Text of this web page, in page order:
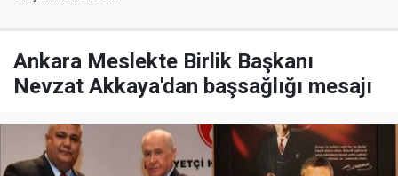
Ankara Meslekte Birlik Başkanı
Nevzat Akkaya'dan başsağlığı mesajı